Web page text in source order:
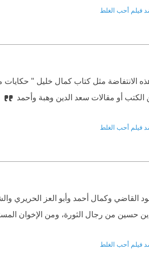
فيلم أحب الغلط
الكتب أو مقالات سعد الدين وهبة وأحمد
فيلم أحب الغلط
القاضي وكمال أحمد وأبو العز الحريري
حسين من رجال الثورة، ومن الإخوان
فيلم أحب الغلط